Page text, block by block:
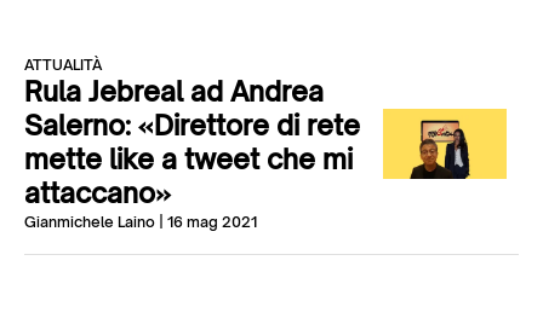
ATTUALITÀ
Rula Jebreal ad Andrea
Salerno: «Direttore di rete
mette like a tweet che mi
attaccano»
Gianmichele Laino | 16 mag 2021